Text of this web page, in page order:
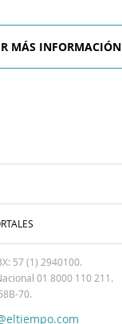
MÁS INFORMACIÓN
57 (1) 2940100.
01 8000 110 211.
70.